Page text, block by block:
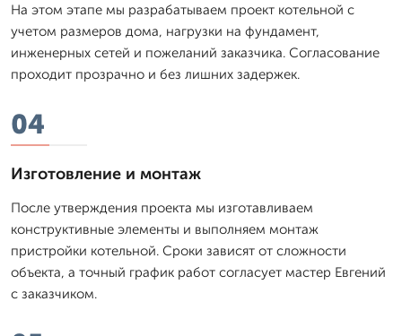
На этом этапе мы разрабатываем проект котельной с
учетом размеров дома, нагрузки на фундамент,
инженерных сетей и пожеланий заказчика. Согласование
проходит прозрачно и без лишних задержек.
04
Изготовление и монтаж
После утверждения проекта мы изготавливаем
конструктивные элементы и выполняем монтаж
пристройки котельной. Сроки зависят от сложности
объекта, а точный график работ согласует мастер Евгений
с заказчиком.